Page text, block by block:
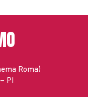
Roma)
PI